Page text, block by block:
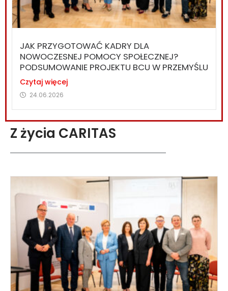
JAK PRZYGOTOWAĆ KADRY DLA
NOWOCZESNEJ POMOCY SPOŁECZNEJ?
PODSUMOWANIE PROJEKTU BCU W PRZEMYŚLU
Czytaj więcej
24.06.2026
Z życia CARITAS